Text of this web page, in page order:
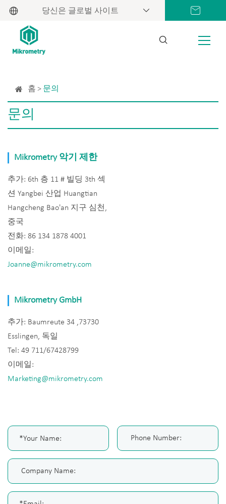
당신은 글로벌 사이트
홈 문의
문의
Mikrometry 악기 제한
추가: 6th 층 11 # 빌딩 3th 섹
션 Yangbei 산업 Huangtian
Hangcheng Bao'an 지구 심천,
중국
전화: 86 134 1878 4001
이메일:
Joanne@mikrometry.com
Mikrometry GmbH
추가: Baumreute 34 ,73730
Esslingen, 독일
Tel: 49 711/67428799
이메일:
Marketing@mikrometry.com